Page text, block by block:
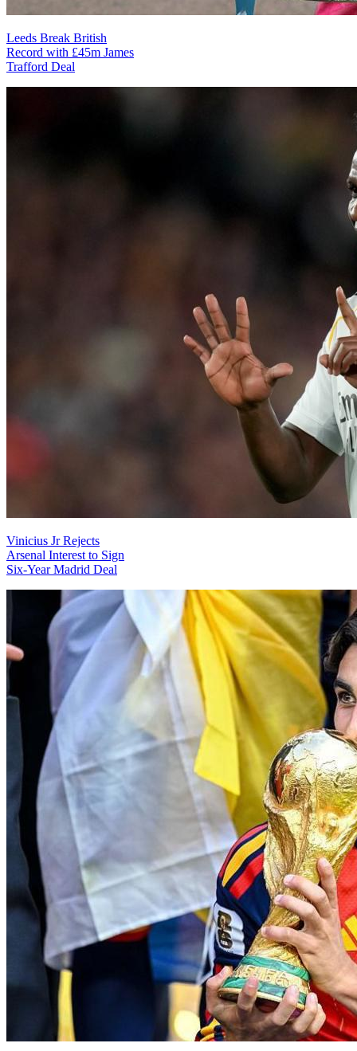
Leeds Break British
Record with £45m James
Trafford Deal
Vinicius Jr Rejects
Arsenal Interest to Sign
Six-Year Madrid Deal